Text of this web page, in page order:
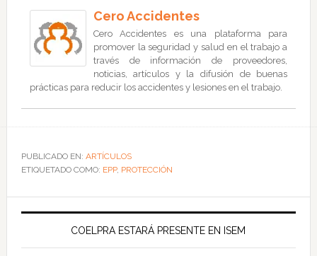
Cero Accidentes
Cero Accidentes es una plataforma para
promover la seguridad y salud en el trabajo a
través de información de proveedores,
noticias, artículos y la difusión de buenas
prácticas para reducir los accidentes y lesiones en el trabajo.
PUBLICADO EN: ARTÍCULOS
ETIQUETADO COMO: EPP, PROTECCIÓN
COELPRA ESTARÁ PRESENTE EN ISEM